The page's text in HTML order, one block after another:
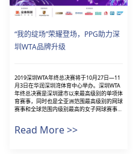
“我的绽场”荣耀登场，PPG助力深
圳WTA品牌升级
2019深圳WTA年终总决赛将于10月27日—11
月3日在华润深圳湾体育中心举办。深圳WTA
年终总决赛是深圳建市以来最高级别的单项体
育赛事，同时也是全亚洲范围最高级别的网球
赛事和全球范围内级别最高的女子网球赛事。
手，整个赛季（包括53项WTA赛事和四大满
贯）积分最高的八位单打...
Read More >>